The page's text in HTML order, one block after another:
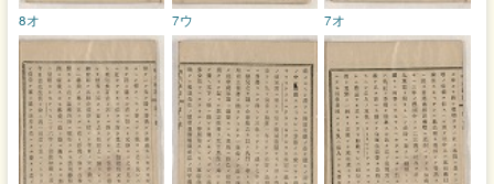
7オ
7ウ
8オ